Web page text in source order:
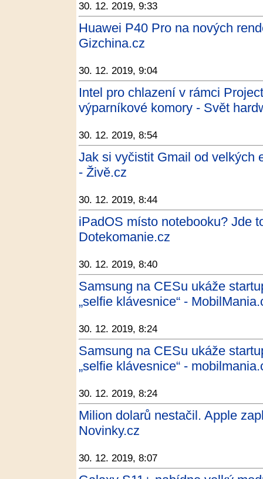
30. 12. 2019, 9:33
Huawei P40 Pro na nových
Gizchina.cz
30. 12. 2019, 9:04
Intel pro chlazení v rámci
výparníkové komory - Svět
30. 12. 2019, 8:54
Jak si vyčistit Gmail od velkých
- Živě.cz
30. 12. 2019, 8:44
iPadOS místo notebooku? Jde
Dotekomanie.cz
30. 12. 2019, 8:40
Samsung na CESu ukáže
„selfie klávesnice“ -
30. 12. 2019, 8:24
Samsung na CESu ukáže
„selfie klávesnice“ -
30. 12. 2019, 8:24
Milion dolarů nestačil. Apple
Novinky.cz
30. 12. 2019, 8:07